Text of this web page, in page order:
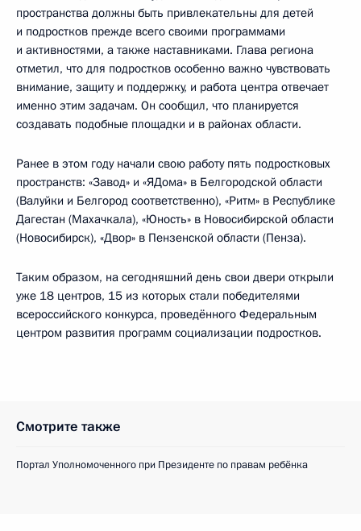
пространства должны быть привлекательны для детей
и подростков прежде всего своими программами
и активностями, а также наставниками. Глава региона
отметил, что для подростков особенно важно чувствовать
внимание, защиту и поддержку, и работа центра отвечает
именно этим задачам. Он сообщил, что планируется
создавать подобные площадки и в районах области.
Ранее в этом году начали свою работу пять подростковых
пространств: «Завод» и «ЯДома» в Белгородской области
(Валуйки и Белгород соответственно), «Ритм» в Республике
Дагестан (Махачкала), «Юность» в Новосибирской области
(Новосибирск), «Двор» в Пензенской области (Пенза).
Таким образом, на сегодняшний день свои двери открыли
уже 18 центров, 15 из которых стали победителями
всероссийского конкурса, проведённого Федеральным
центром развития программ социализации подростков.
Смотрите также
Портал Уполномоченного при Президенте по правам ребёнка